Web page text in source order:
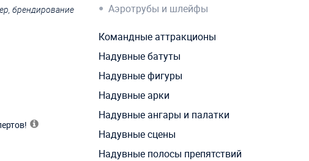
брендирование
Аэротрубы и шлейфы
Командные аттракционы
Надувные батуты
Надувные фигуры
Надувные арки
Надувные ангары и палатки
Надувные сцены
Надувные полосы препятствий